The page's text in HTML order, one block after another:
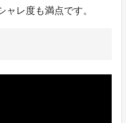
ャレ度も満点です。